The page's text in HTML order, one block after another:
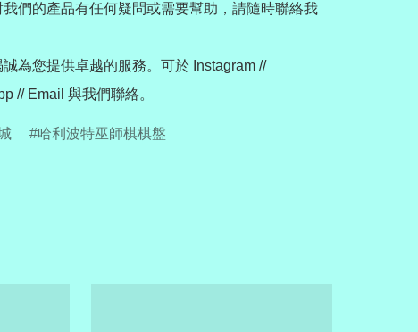
我們的產品有任何疑問或需要幫助，請隨時聯絡我
為您提供卓越的服務。可於 Instagram //
哈利波特巫師棋棋盤